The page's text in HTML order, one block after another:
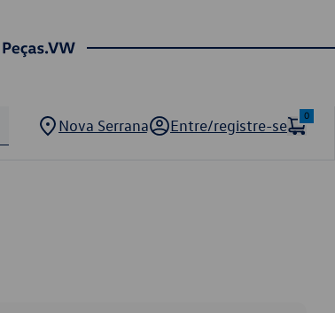
Nova Serrana Entre/registre-se
0